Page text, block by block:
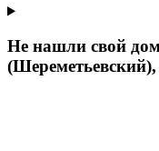
Не нашли свой